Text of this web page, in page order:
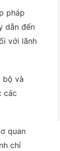
pháp
dẫn đến
với lãnh
bộ và
các
quan
chỉ